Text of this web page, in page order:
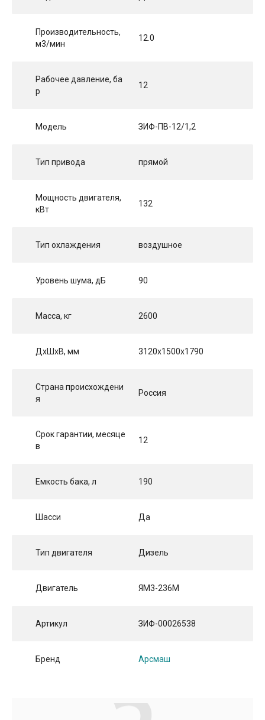
Производительность,
м3/мин
12.0
Рабочее давление, ба
р
12
Модель ЗИФ-ПВ-12/1,2
Тип привода прямой
Мощность двигателя,
кВт
132
Тип охлаждения воздушное
Уровень шума, дБ 90
Масса, кг 2600
ДхШхВ, мм 3120х1500х1790
Страна происхождени
я
Россия
Срок гарантии, месяце
в
12
Емкость бака, л 190
Шасси Да
Тип двигателя Дизель
Двигатель ЯM3-236М
Артикул ЗИФ-00026538
Бренд Арсмаш